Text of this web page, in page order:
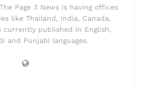
Page 3 News is having offices
like Thailand, India, Canada,
currently published in English,
and Punjabi languages.